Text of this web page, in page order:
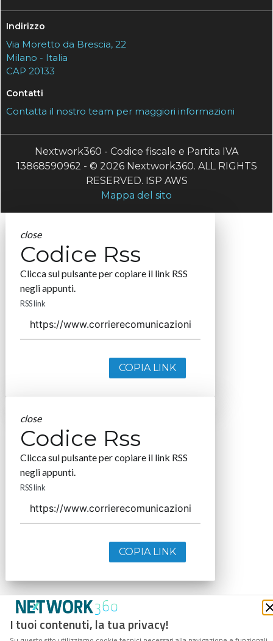
I tuoi contenuti, la tua privacy!
Indirizzo
Via Moretto da Brescia, 22
Milano - Italia
CAP 20133
Contatti
Contatta il nostro team per maggiori informazioni
Nextwork360 - Codice fiscale e Partita IVA
13868590962 - © 2026 Nextwork360. ALL RIGHTS
RESERVED. ISP AWS
Mappa del sito
close
Codice Rss
Clicca sul pulsante per copiare il link RSS
negli appunti.
RSS link
COPIA LINK
close
Codice Rss
Clicca sul pulsante per copiare il link RSS
negli appunti.
RSS link
COPIA LINK